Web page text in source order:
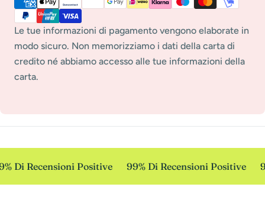
pagamento
Le tue informazioni di pagamento vengono elaborate in
modo sicuro. Non memorizziamo i dati della carta di
credito né abbiamo accesso alle tue informazioni della
carta.
Di Recensioni Positive 99% Di Recensioni Positive